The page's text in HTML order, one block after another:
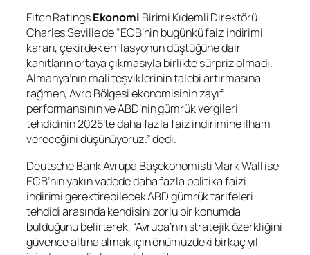
Fitch RatingsEkonomi Birimi Kıdemli Direktörü
Charles Seville de “ECB’nin bugünkü faiz indirimi
kararı, çekirdek enflasyonun düştüğüne dair
kanıtların ortaya çıkmasıyla birlikte sürpriz olmadı.
Almanya’nın mali teşviklerinin talebi artırmasına
rağmen, Avro Bölgesi ekonomisinin zayıf
performansının ve ABD’nin gümrük vergileri
tehdidinin 2025’te daha fazla faiz indirimine ilham
vereceğini düşünüyoruz.” dedi.
Deutsche Bank Avrupa Başekonomisti Mark Wall ise
ECB’nin yakın vadede daha fazla politika faizi
indirimi gerektirebilecek ABD gümrük tarifeleri
tehdidi arasında kendisini zorlu bir konumda
bulduğunu belirterek, “Avrupa’nın stratejik özerkliğini
güvence altına almak için önümüzdeki birkaç yıl